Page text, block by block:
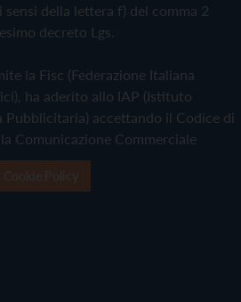
sensi della lettera f) del comma 2
decreto Lgs.
la Fisc (Federazione Italiana
ha aderito allo IAP (Istituto
Pubblicitaria) accettando il Codice di
Comunicazione Commerciale